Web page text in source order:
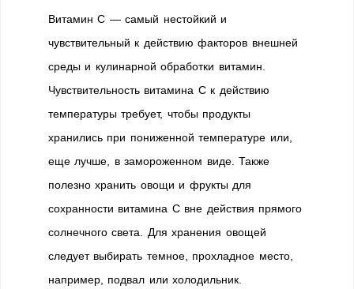
Витамин С — самый нестойкий и
чувствительный к действию факторов внешней
среды и кулинарной обработки витамин.
Чувствительность витамина С к действию
температуры требует, чтобы продукты
хранились при пониженной температуре или,
еще лучше, в замороженном виде. Также
полезно хранить овощи и фрукты для
сохранности витамина С вне действия прямого
солнечного света. Для хранения овощей
следует выбирать темное, прохладное место,
например, подвал или холодильник.